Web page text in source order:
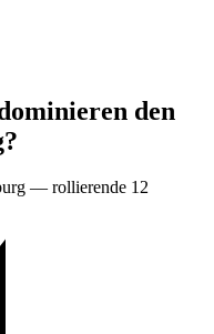
den
— rollierende 12